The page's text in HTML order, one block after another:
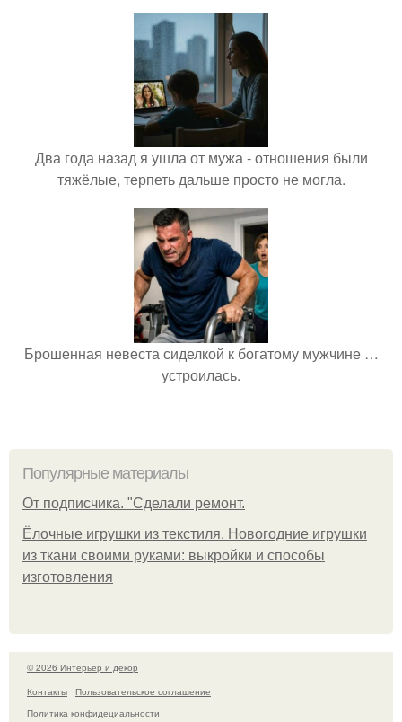
Два года назад я ушла от мужа - отношения были
тяжёлые, терпеть дальше просто не могла.
Брошенная невеста сиделкой к богатому мужчине …
устроилась.
Популярные материалы
От подписчика. "Сделали ремонт.
Ёлочные игрушки из текстиля. Новогодние игрушки
из ткани своими руками: выкройки и способы
изготовления
© 2026 Интерьер и декор
Контакты
Пользовательское соглашение
Политика конфидециальности